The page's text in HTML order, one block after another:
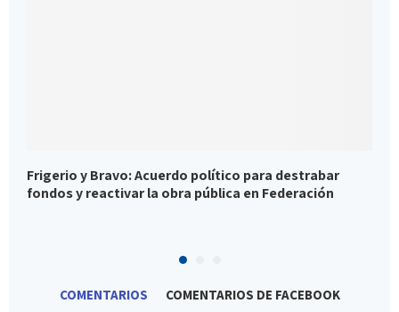
Frigerio y Bravo: Acuerdo político para destrabar
fondos y reactivar la obra pública en Federación
COMENTARIOS COMENTARIOS DE FACEBOOK